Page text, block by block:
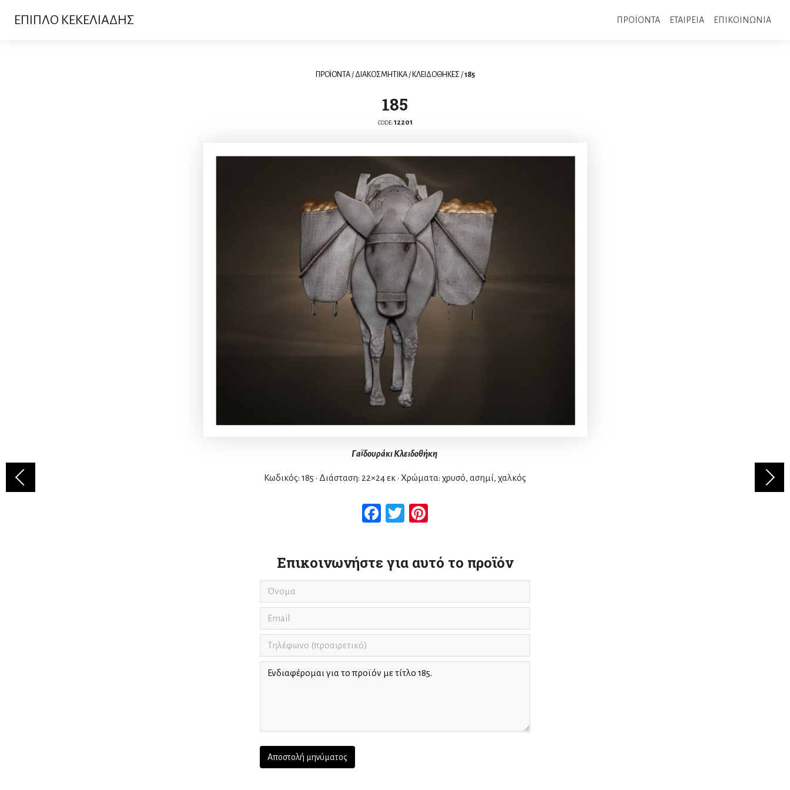
ΕΠΙΠΛΟ ΚΕΚΕΛΙΑΔΗΣ ΠΡΟΪΟΝΤΑ ΕΤΑΙΡΕΙΑ ΕΠΙΚΟΙΝΩΝΙΑ
ΠΡΟΪΟΝΤΑ/ ΔΙΑΚΟΣΜΗΤΙΚΑ/ ΚΛΕΙΔΟΘΗΚΕΣ/185
185
CODE: 12201
Γαϊδουράκι Κλειδοθήκη
Κωδικός: 185 • Διάσταση: 22×24 εκ • Χρώματα: χρυσό, ασημί, χαλκός
Facebook
Twitter
Επικοινωνήστε για αυτό το προϊόν